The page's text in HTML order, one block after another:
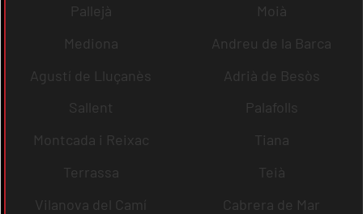
Pallejà
Moià
Mediona
Andreu de la Barca
Agustí de Lluçanès
Adrià de Besòs
Sallent
Palafolls
Montcada i Reixac
Tiana
Terrassa
Teià
Vilanova del Camí
Cabrera de Mar